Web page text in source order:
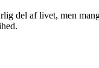
del af livet, men